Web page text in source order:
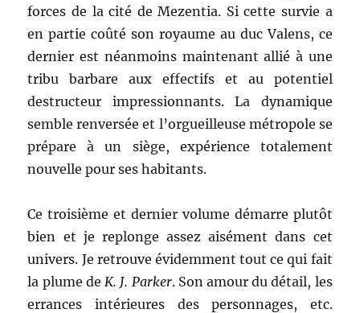
forces de la cité de Mezentia. Si cette survie a
en partie coûté son royaume au duc Valens, ce
dernier est néanmoins maintenant allié à une
tribu barbare aux effectifs et au potentiel
destructeur impressionnants. La dynamique
semble renversée et l’orgueilleuse métropole se
prépare à un siège, expérience totalement
nouvelle pour ses habitants.
Ce troisième et dernier volume démarre plutôt
bien et je replonge assez aisément dans cet
univers. Je retrouve évidemment tout ce qui fait
la plume deK. J. Parker. Son amour du détail, les
errances intérieures des personnages, etc.